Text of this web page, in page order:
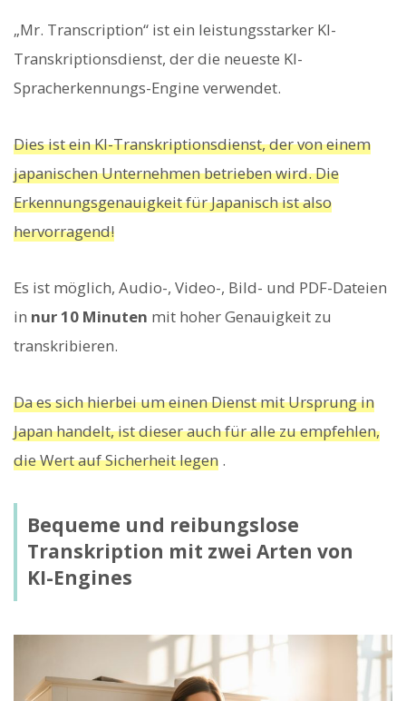
„Mr. Transcription“ ist ein leistungsstarker KI-
Transkriptionsdienst, der die neueste KI-
Spracherkennungs-Engine verwendet.
Dies ist ein KI-Transkriptionsdienst, der von einem
japanischen Unternehmen betrieben wird. Die
Erkennungsgenauigkeit für Japanisch ist also
hervorragend!
Es ist möglich, Audio-, Video-, Bild- und PDF-Dateien
in nur 10 Minuten mit hoher Genauigkeit zu
transkribieren.
Da es sich hierbei um einen Dienst mit Ursprung in
Japan handelt, ist dieser auch für alle zu empfehlen,
die Wert auf Sicherheit legen .
Bequeme und reibungslose
Transkription mit zwei Arten von
KI-Engines